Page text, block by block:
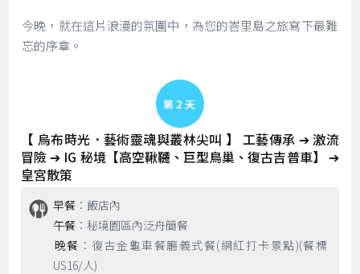
今晚，就在這片浪漫的氛圍中，為您的峇里島之旅寫下最難
忘的序章。
Day 2
【 烏布時光．藝術靈魂與叢林尖叫 】 工藝傳承 ➔ 激流
冒險 ➔ IG 秘境【高空鞦韆、巨型鳥巢、復古吉普車】 ➔
皇宮散策
早餐 ：飯店內
午餐 ：秘境園區內泛舟簡餐
晚餐 ：復古金龜車餐廳義式餐(網紅打卡景點)(餐標
US16/人)